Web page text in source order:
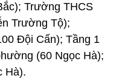
Trường THCS
Trường Tộ);
Đội Cấn); Tầng 1
(60 Ngọc Hà);
Hà).